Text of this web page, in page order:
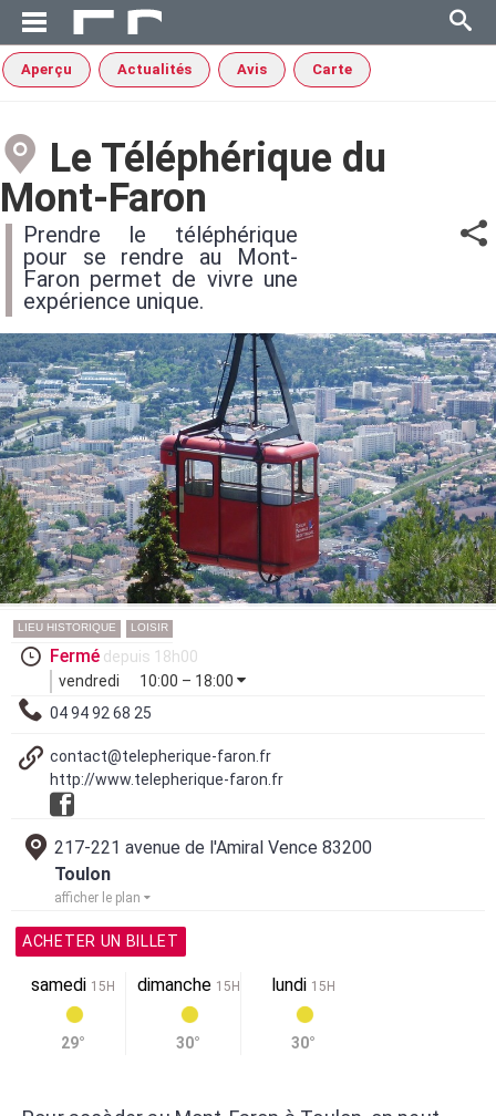
Aperçu Actualités Avis Carte
Le Téléphérique du
Mont-Faron
Prendre le téléphérique
pour se rendre au Mont-
Faron permet de vivre une
expérience unique.
LIEU HISTORIQUE LOISIR
Fermé depuis 18h00
vendredi
10:00 – 18:00
04 94 92 68 25
contact@telepherique-faron.fr
http://www.telepherique-faron.fr
217-221 avenue de l'Amiral Vence 83200
Toulon
afficher le plan
ACHETER UN BILLET
samedi 15H
29°
dimanche 15H
30°
lundi 15H
30°